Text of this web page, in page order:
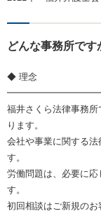
どんな事務所です
◆ 理念
福井さくら法律事務
ります。
会社や事業に関する
す。
労働問題は、必要に
す。
初回相談はご新規のお